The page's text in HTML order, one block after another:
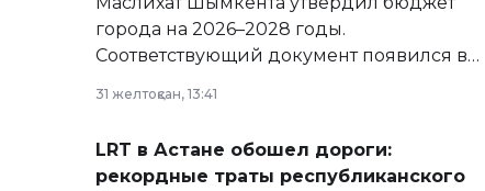
города на 2026–2028 годы.
Соответствующий документ появился в
сайте маслихат города.
31 желтоқсан, 13:41
LRT в Астане обошел дороги:
рекордные траты республиканского